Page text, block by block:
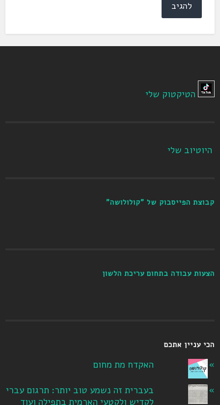
הטיקטוק שלי
היוטיוב שלי
קבוצת הפייסבוק של "קולולושה"
הצעות עבודה בתחום עריכת הלשון
הכי עניין אתכם
האקדח מת מחום
בעברית זה נשמע טוב יותר: תרגום עברי
לקדיש ולקטעי הארמית בתפילה ועוד